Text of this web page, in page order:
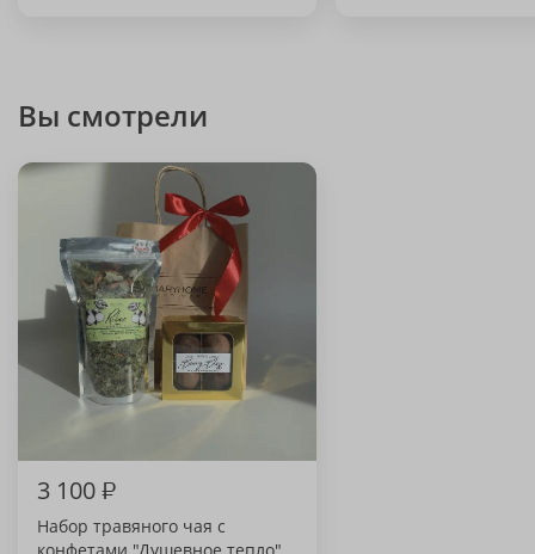
Вы смотрели
3 100₽
Набор травяного чая с